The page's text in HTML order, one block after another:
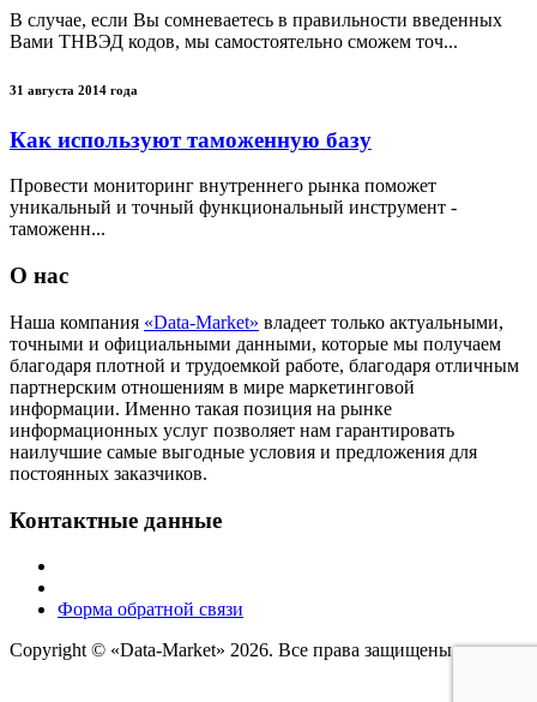
В случае, если Вы сомневаетесь в правильности введенных
Вами ТНВЭД кодов, мы самостоятельно сможем точ...
31 августа 2014 года
Как используют таможенную базу
Провести мониторинг внутреннего рынка поможет
уникальный и точный функциональный инструмент -
таможенн...
О нас
Наша компания «Data-Market» владеет только актуальными,
точными и официальными данными, которые мы получаем
благодаря плотной и трудоемкой работе, благодаря отличным
партнерским отношениям в мире маркетинговой
информации. Именно такая позиция на рынке
информационных услуг позволяет нам гарантировать
наилучшие самые выгодные условия и предложения для
постоянных заказчиков.
Контактные данные
Форма обратной связи
Copyright © «Data-Market» 2026. Все права защищены.